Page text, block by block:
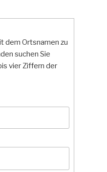
dem Ortsnamen zu
suchen Sie
vier Ziffern der